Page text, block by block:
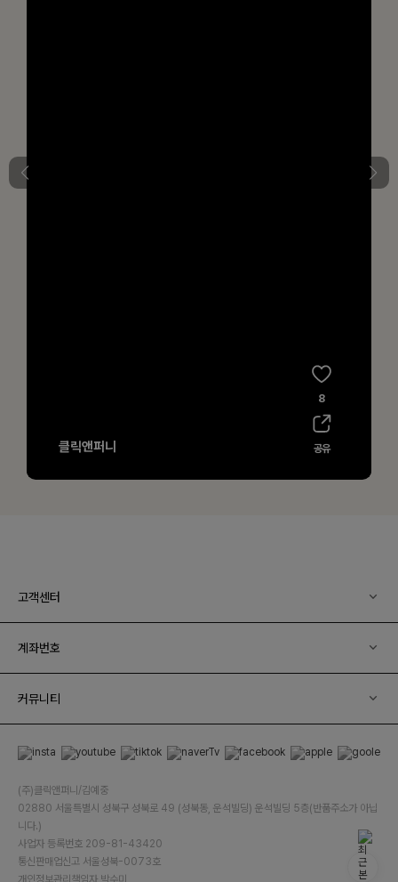
고객센터
계좌번호
커뮤니티
(주)클릭앤퍼니/김예중
02880 서울특별시 성북구 성북로 49 (성북동, 운석빌딩) 운석빌딩 5층(반품주소가 아닙
니다.)
사업자 등록번호 209-81-43420
통신판매업신고 서울성북-0073호
개인정보관리책임자 박수미